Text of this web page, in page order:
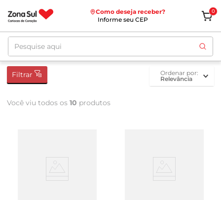
Como deseja receber?
Informe seu CEP
0
Pesquise aqui
Filtrar
ordenar por
Relevância
Você viu todos os 10 produtos